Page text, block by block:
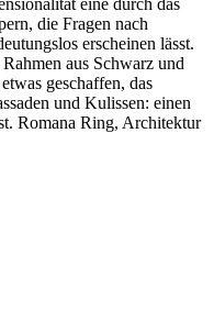
eine durch das
die Fragen nach
erscheinen lässt.
aus Schwarz und
geschaffen, das
und Kulissen: einen
Romana Ring, Architektur